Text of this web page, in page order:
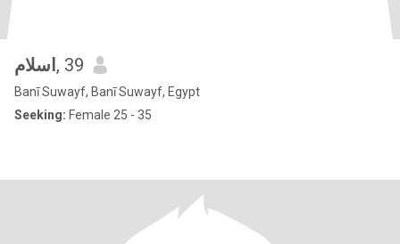
اسلام , 39
Banī Suwayf, Banī Suwayf, Egypt
Seeking: Female 25 - 35